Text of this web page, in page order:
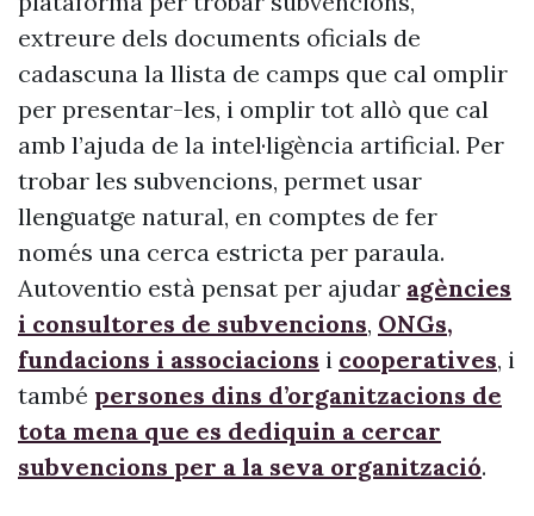
extreure dels documents oficials de
cadascuna la llista de camps que cal omplir
per presentar-les, i omplir tot allò que cal
amb l’ajuda de la intel·ligència artificial. Per
trobar les subvencions, permet usar
llenguatge natural, en comptes de fer
només una cerca estricta per paraula.
Autoventio està pensat per ajudar agències
i consultores de subvencions, ONGs,
fundacions i associacions i cooperatives, i
també persones dins d’organitzacions de
tota mena que es dediquin a cercar
subvencions per a la seva organització.